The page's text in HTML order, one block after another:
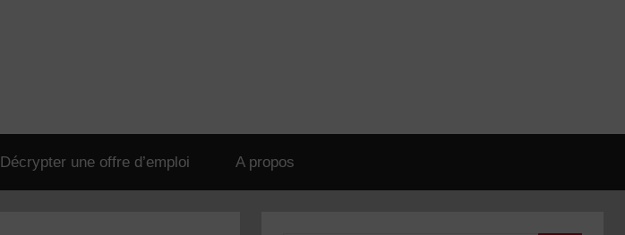
Décrypter une offre d’emploi A propos